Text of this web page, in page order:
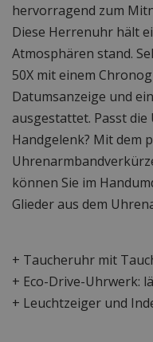
hervorragend zum
Diese Herrenuhr hält
Atmosphären stand.
50X mit einem
Datumsanzeige und
ausgestattet. Passt
Handgelenk? Mit dem
können Sie im
Glieder aus dem
+ Taucheruhr mit
+ Eco-Drive-Uhrwerk:
+ Leuchtzeiger und